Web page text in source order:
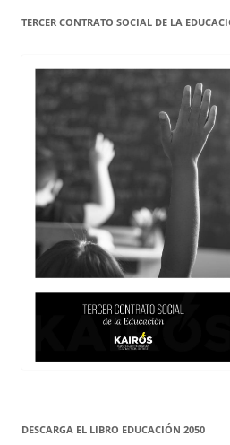
TERCER CONTRATO SOCIAL DE LA
DESCARGA EL LIBRO EDUCACIÓN 2050